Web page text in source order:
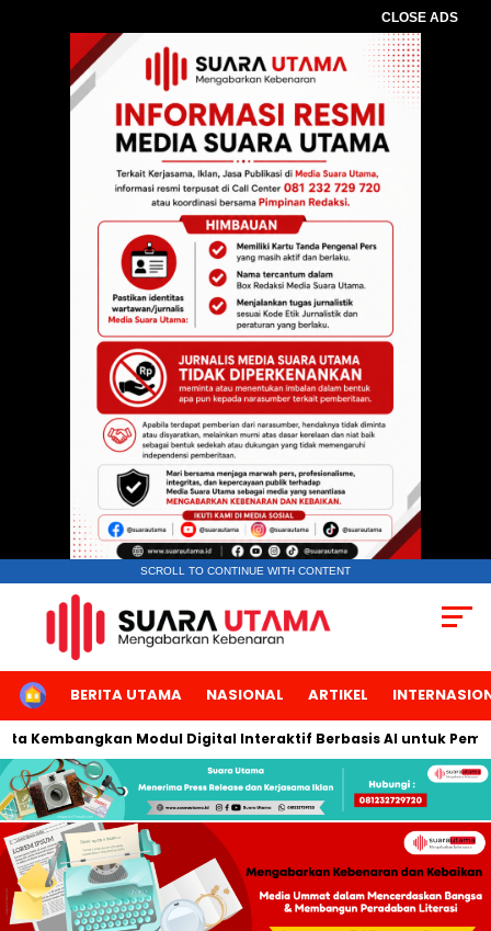
CLOSE ADS
SCROLL TO CONTINUE WITH CONTENT
HOMEBERITA UTAMA NASIONAL ARTIKEL
Kembangkan Modul Digital Interaktif Berbasis AI untuk